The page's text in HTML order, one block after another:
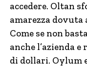
accedere. Oltan
amarezza dovuta
Come se non
anche l’azienda
di dollari. Oylum